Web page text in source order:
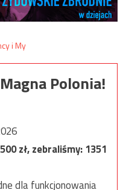
Polonia!
zł, zebraliśmy:1351
dla funkcjonowania